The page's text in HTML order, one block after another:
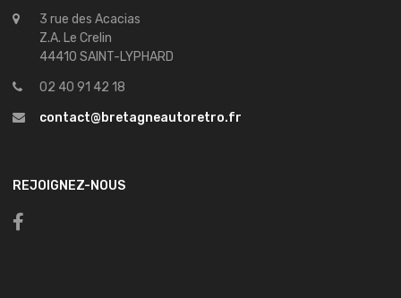
3 rue des Acacias
Z.A. Le Crelin
44410 SAINT-LYPHARD
02 40 91 42 18
contact@bretagneautoretro.fr
REJOIGNEZ-NOUS